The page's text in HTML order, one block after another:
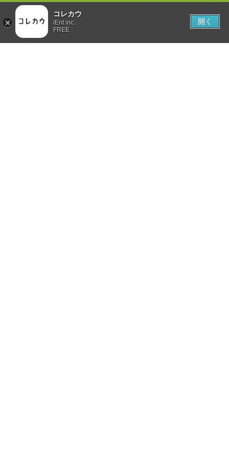
コレカウ
iEnt inc.
FREE
開く